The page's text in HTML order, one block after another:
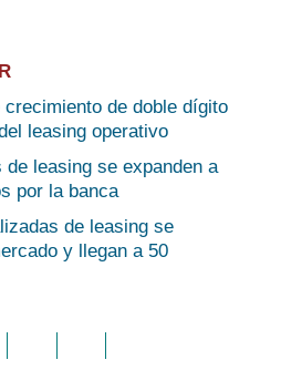
crecimiento de doble dígito
leasing operativo
de leasing se expanden a
por la banca
de leasing se
y llegan a 50